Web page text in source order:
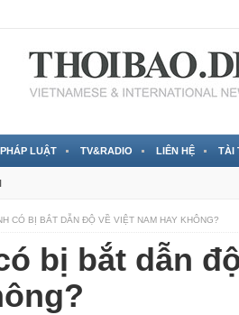
PHÁP LUẬT TV&RADIO LIÊN HỆ TÀI
CÓ BỊ BẮT DẪN ĐỘ VỀ VIỆT NAM HAY KHÔNG?
bị bắt dẫn